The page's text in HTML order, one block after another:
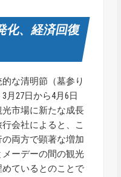
化、経済回復
な清明節（墓参り
月27日から4月6日
市場に新たな成長
会社によると、こ
両方で顕著な増加
ーデーの間の観光
ているとのことで